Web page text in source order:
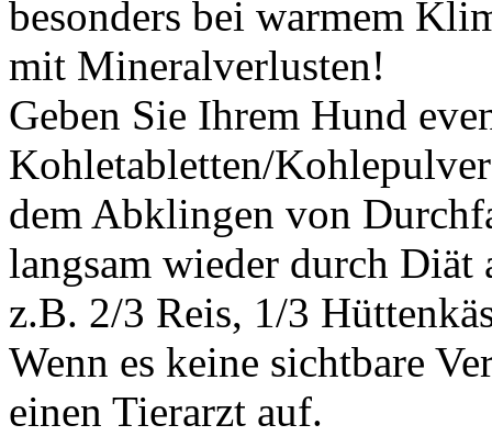
besonders bei warmem
mit Mineralverlusten!
Geben Sie Ihrem Hund
Kohletabletten/
dem Abklingen von
langsam wieder durch Diät
z.B. 2/3 Reis, 1/3
Wenn es keine sichtbare
einen Tierarzt auf.